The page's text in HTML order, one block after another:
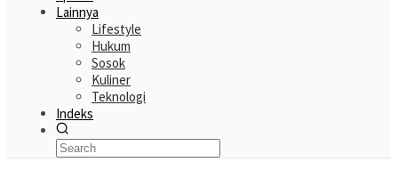
Lainnya
Lifestyle
Hukum
Sosok
Kuliner
Teknologi
Indeks